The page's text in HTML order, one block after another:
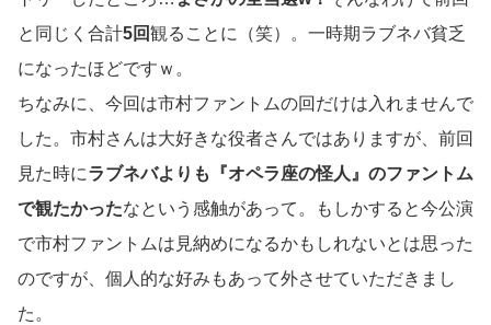
と同じく合計5回観ることに（笑）。一時期ラブネバ貧乏
になったほどですｗ。
ちなみに、今回は市村ファントムの回だけは入れませんで
した。市村さんは大好きな役者さんではありますが、前回
見た時にラブネバよりも『オペラ座の怪人』のファントム
で観たかったなという感触があって。もしかすると今公演
で市村ファントムは見納めになるかもしれないとは思った
のですが、個人的な好みもあって外させていただきまし
た。